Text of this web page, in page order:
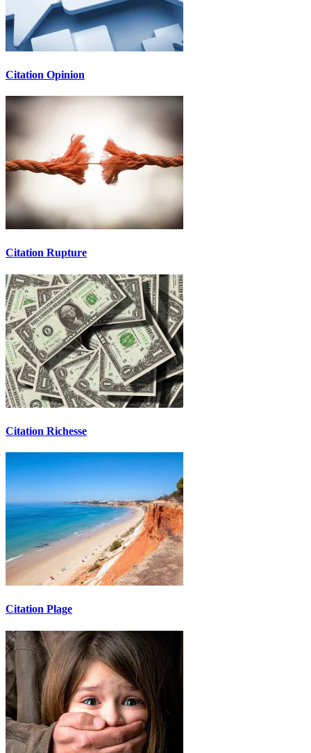
Citation Opinion
Citation Rupture
Citation Richesse
Citation Plage